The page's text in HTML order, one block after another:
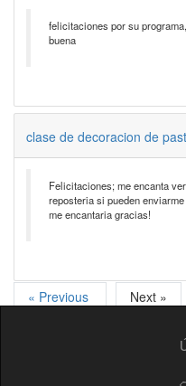
felicitaciones por su
buena
clase de decoracion de
Felicitaciones; me encanta
reposteria si pueden
me encantaria gracias!
« Previous Next »